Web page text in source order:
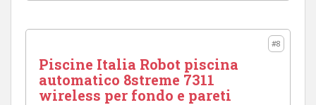
#8
Piscine Italia Robot piscina
automatico 8streme 7311
wireless per fondo e pareti